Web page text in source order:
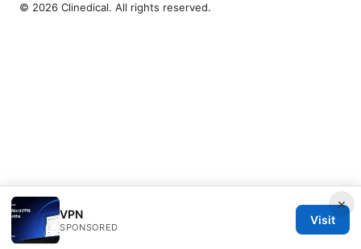
×
VPN
SPONSORED
Visit
© 2026 Clinedical. All rights reserved.